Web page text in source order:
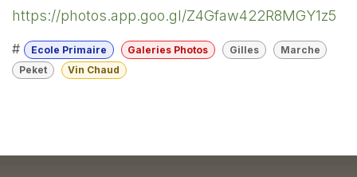
https://photos.app.goo.gl/Z4Gfaw422R8MGY1z5
# Ecole Primaire Galeries Photos Gilles
Marche
Peket
Vin Chaud